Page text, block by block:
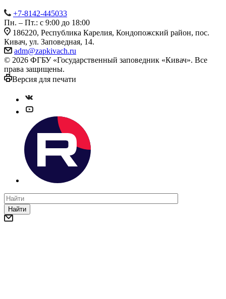
+7-8142-445033
Пн. – Пт.: с 9:00 до 18:00
186220, Республика Карелия, Кондопожский район, пос.
Кивач, ул. Заповедная, 14.
adm@zapkivach.ru
© 2026 ФГБУ «Государственный заповедник «Кивач». Все
права защищены.
Версия для печати
Найти